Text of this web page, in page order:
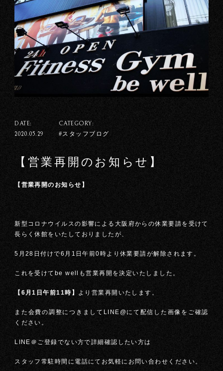
DATE:
2020.05.29
CATEGORY:
#スタッフブログ
【営業再開のお知らせ】
【営業再開のお知らせ】
新型コロナウイルスの影響による大阪府からの休業要請を受けて
長らく休館をいたしておりましたが、
5月28日付けで6月1日午前0時より休業要請が解除されます。
これを受けてbe wellも営業再開を決定いたしました。
【6月1日午前11時】 より営業再開いたします。
また会費の調整につきましてLINE@にて配信した画像をご確認
ください。
LINE＠ご登録でない方で詳細確認したい方は
スタッフ常駐時間に電話にてお気軽にお問い合わせください。